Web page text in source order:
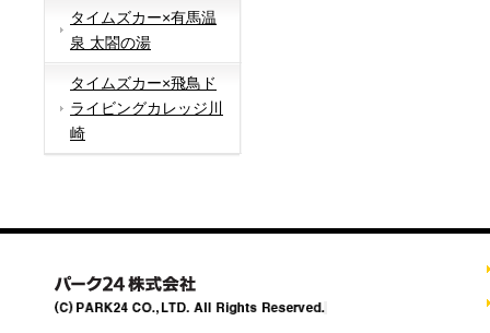
タイムズカー×有馬温
泉 太閤の湯
タイムズカー×飛鳥ド
ライビングカレッジ川
崎